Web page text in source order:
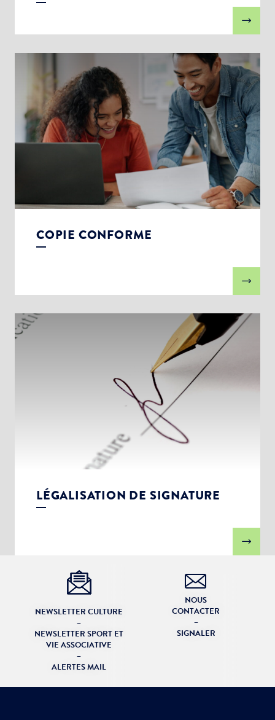
COPIE CONFORME
LÉGALISATION DE SIGNATURE
NEWSLETTER CULTURE
–
NEWSLETTER SPORT ET
VIE ASSOCIATIVE
–
ALERTES MAIL
NOUS
CONTACTER
–
SIGNALER